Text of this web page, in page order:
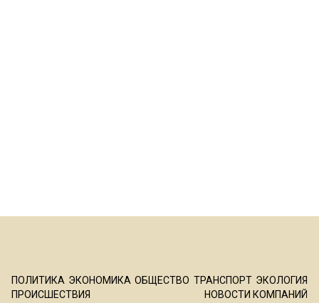
ПОЛИТИКА ЭКОНОМИКА ОБЩЕСТВО ТРАНСПОРТ ЭКОЛОГИЯ
ПРОИСШЕСТВИЯ
НОВОСТИ КОМПАНИЙ